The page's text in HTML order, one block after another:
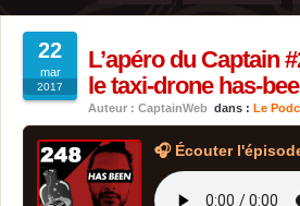
22
mar
2017
L’apéro du Captain
le taxi-drone has-
Auteur : CaptainWeb dans : Le
🎧 Écouter